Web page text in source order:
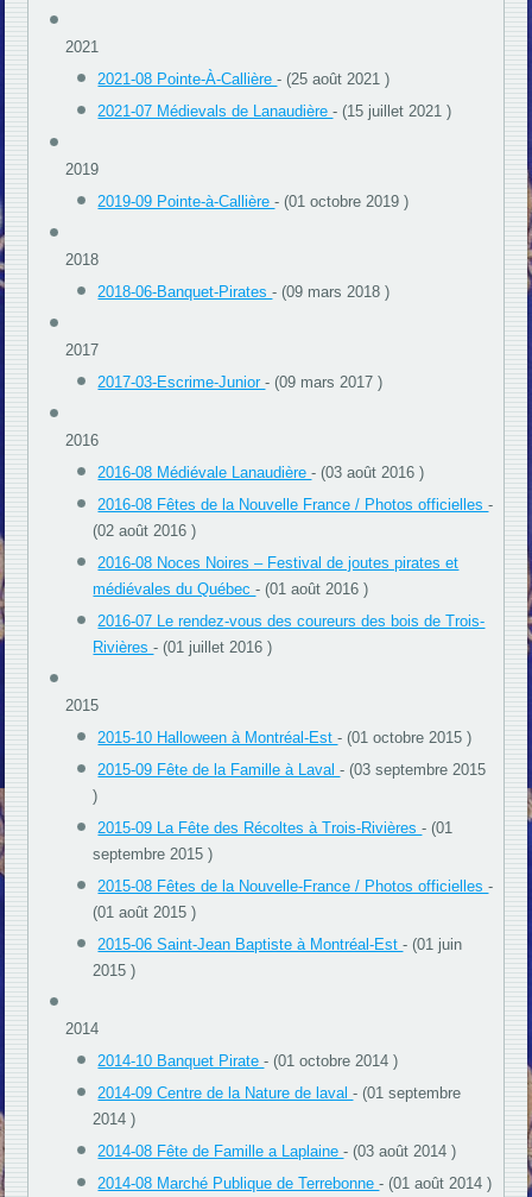
2021
2021-08 Pointe-À-Callière- (25 août 2021 )
2021-07 Médievals de Lanaudière- (15 juillet 2021 )
2019
2019-09 Pointe-à-Callière- (01 octobre 2019 )
2018
2018-06-Banquet-Pirates- (09 mars 2018 )
2017
2017-03-Escrime-Junior- (09 mars 2017 )
2016
2016-08 Médiévale Lanaudière- (03 août 2016 )
2016-08 Fêtes de la Nouvelle France / Photos officielles-
(02 août 2016 )
2016-08 Noces Noires – Festival de joutes pirates et
médiévales du Québec- (01 août 2016 )
2016-07 Le rendez-vous des coureurs des bois de Trois-
Rivières- (01 juillet 2016 )
2015
2015-10 Halloween à Montréal-Est- (01 octobre 2015 )
2015-09 Fête de la Famille à Laval- (03 septembre 2015
)
2015-09 La Fête des Récoltes à Trois-Rivières- (01
septembre 2015 )
2015-08 Fêtes de la Nouvelle-France / Photos officielles-
(01 août 2015 )
2015-06 Saint-Jean Baptiste à Montréal-Est- (01 juin
2015 )
2014
2014-10 Banquet Pirate- (01 octobre 2014 )
2014-09 Centre de la Nature de laval- (01 septembre
2014 )
2014-08 Fête de Famille a Laplaine- (03 août 2014 )
2014-08 Marché Publique de Terrebonne- (01 août 2014 )